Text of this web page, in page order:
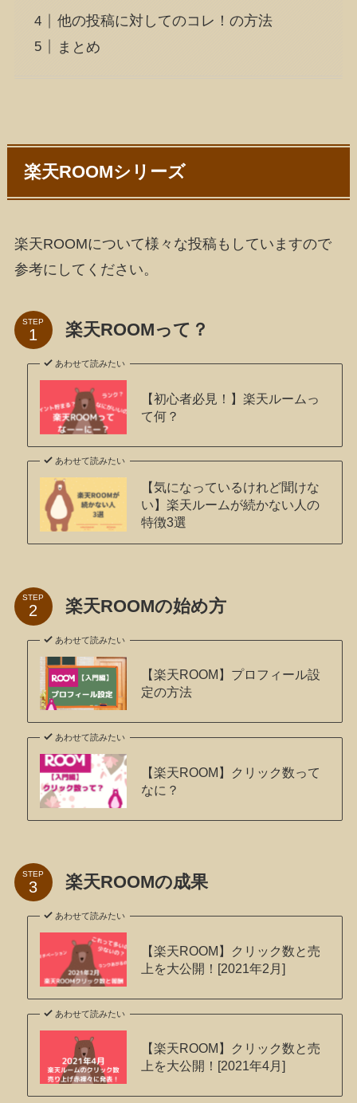
他の投稿に対してのコレ！の方法
まとめ
楽天ROOMシリーズ
楽天ROOMについて様々な投稿もしていますので
参考にしてください。
STEP 楽天ROOMって？
あわせて読みたい
【初心者必見！】楽天ルームっ
て何？
あわせて読みたい
【気になっているけれど聞けな
い】楽天ルームが続かない人の
特徴3選
STEP 楽天ROOMの始め方
あわせて読みたい
【楽天ROOM】プロフィール設
定の方法
あわせて読みたい
【楽天ROOM】クリック数って
なに？
STEP 楽天ROOMの成果
あわせて読みたい
【楽天ROOM】クリック数と売
上を大公開！[2021年2月]
あわせて読みたい
【楽天ROOM】クリック数と売
上を大公開！[2021年4月]